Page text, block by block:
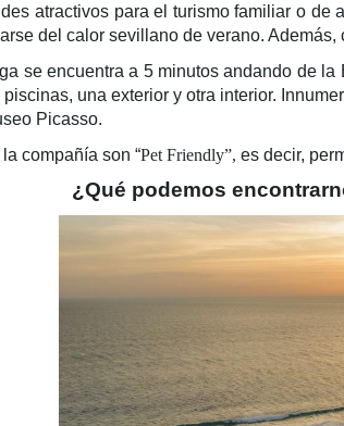
atractivos para el turismo familiar o
del calor sevillano de verano.
se encuentra a 5 minutos andando de
una exterior y otra interior.
Picasso.
compañía son “Pet Friendly”, es decir,
¿Qué podemos